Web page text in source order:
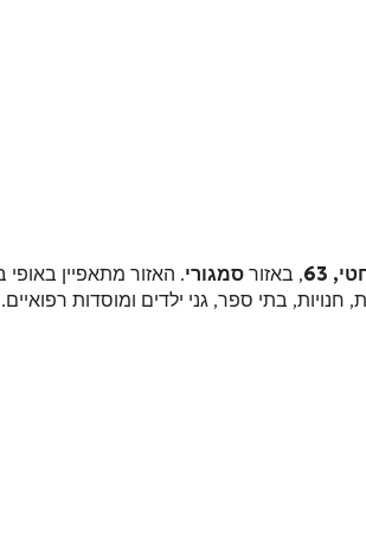
63 , באזור סמגורי. האזור מתאפיין
בתי ספר, גני ילדים ומוסדות רפואיים